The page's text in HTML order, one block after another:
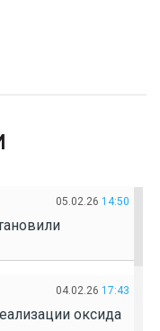
05.02.26 14:50
04.02.26 17:43
оксида